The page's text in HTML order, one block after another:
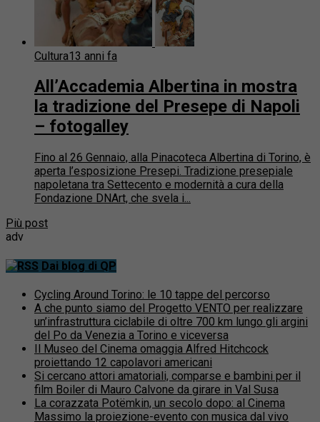
Cultura13 anni fa
All’Accademia Albertina in mostra
la tradizione del Presepe di Napoli
– fotogalley
Fino al 26 Gennaio, alla Pinacoteca Albertina di Torino, è
aperta l’esposizione Presepi. Tradizione presepiale
napoletana tra Settecento e modernità a cura della
Fondazione DNArt, che svela i...
Più post
adv
Dai blog di QP
Cycling Around Torino: le 10 tappe del percorso
A che punto siamo del Progetto VENTO per realizzare
un’infrastruttura ciclabile di oltre 700 km lungo gli argini
del Po da Venezia a Torino e viceversa
Il Museo del Cinema omaggia Alfred Hitchcock
proiettando 12 capolavori americani
Si cercano attori amatoriali, comparse e bambini per il
film Boiler di Mauro Calvone da girare in Val Susa
La corazzata Potëmkin, un secolo dopo: al Cinema
Massimo la proiezione-evento con musica dal vivo